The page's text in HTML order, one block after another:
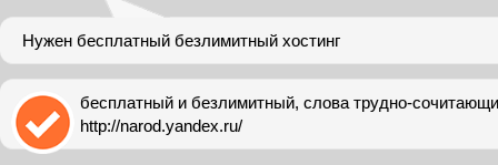
Нужен бесплатный безлимитный хостинг
бесплатный и безлимитный, слова трудно-
http://narod.yandex.ru/